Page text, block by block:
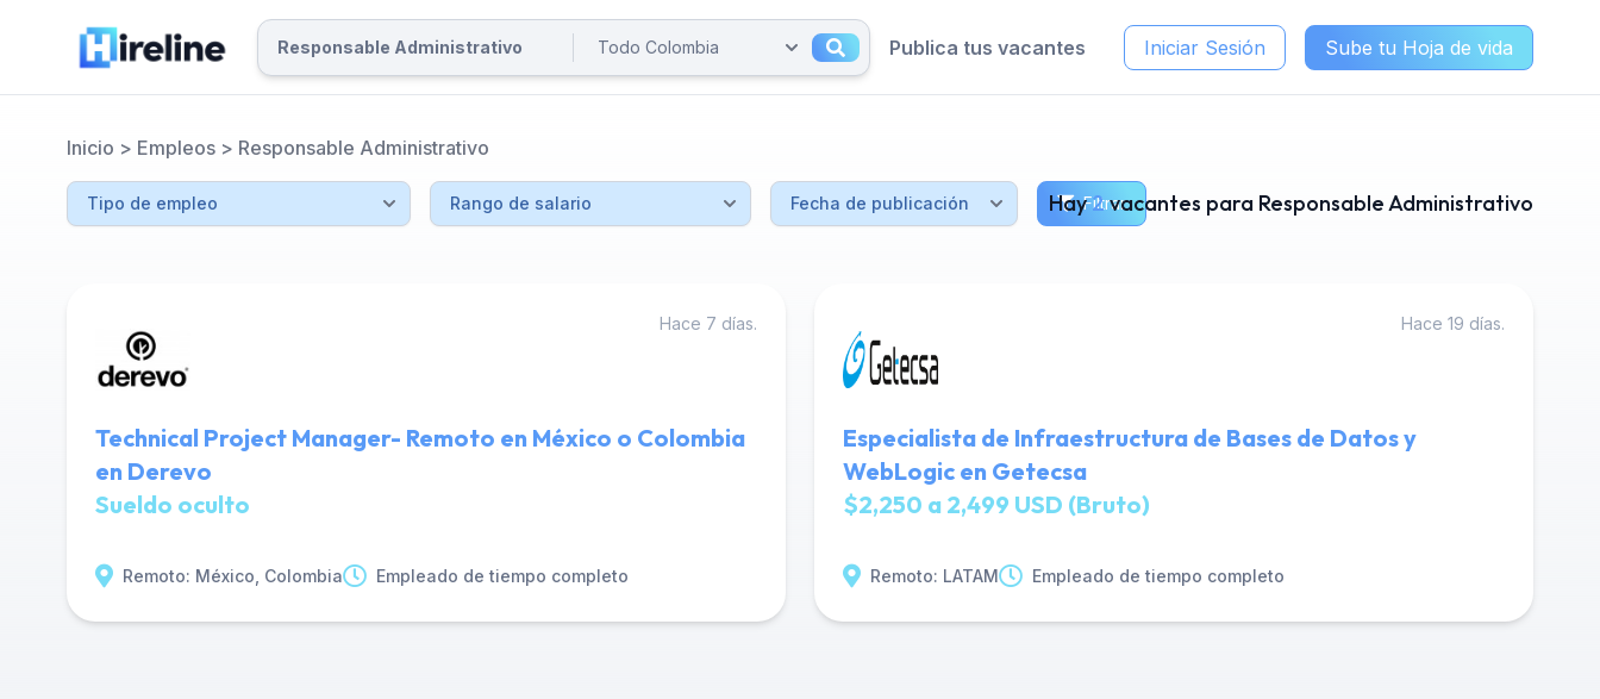
Publica tus vacantes Iniciar Sesión Sube tu Hoja de vida
Inicio > Empleos > Responsable Administrativo
Filtrar
Hay2vacantes para Responsable Administrativo
Hace 7 días.
Technical Project Manager- Remoto en México o Colombia
en Derevo
Sueldo oculto
Remoto: México, Colombia Empleado de tiempo completo
Hace 19 días.
Especialista de Infraestructura de Bases de Datos y
WebLogic en Getecsa
$2,250 a 2,499 USD (Bruto)
Remoto: LATAM Empleado de tiempo completo